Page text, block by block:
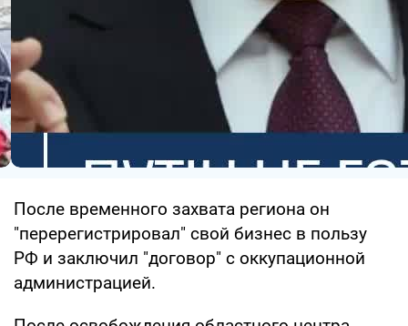
После временного захвата региона он
"перерегистрировал" свой бизнес в пользу
РФ и заключил "договор" с оккупационной
администрацией.